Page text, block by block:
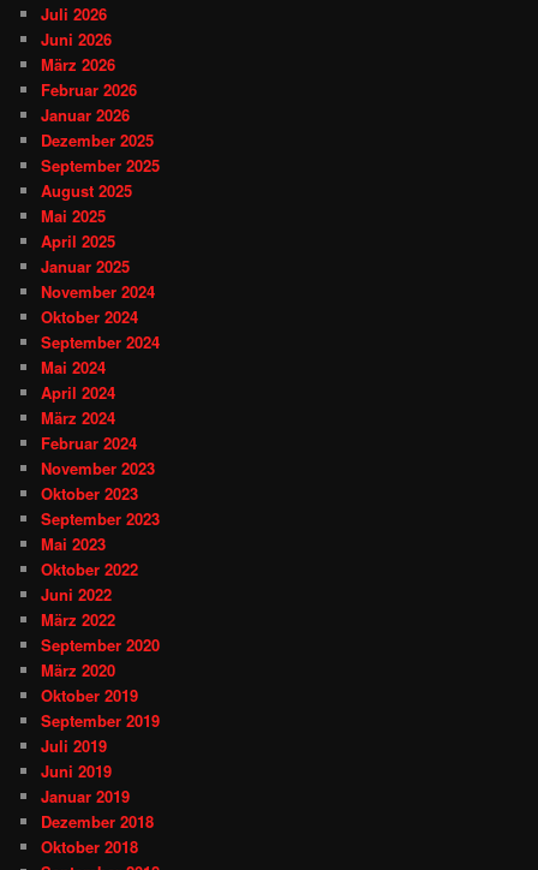
Juli 2026
Juni 2026
März 2026
Februar 2026
Januar 2026
Dezember 2025
September 2025
August 2025
Mai 2025
April 2025
Januar 2025
November 2024
Oktober 2024
September 2024
Mai 2024
April 2024
März 2024
Februar 2024
November 2023
Oktober 2023
September 2023
Mai 2023
Oktober 2022
Juni 2022
März 2022
September 2020
März 2020
Oktober 2019
September 2019
Juli 2019
Juni 2019
Januar 2019
Dezember 2018
Oktober 2018